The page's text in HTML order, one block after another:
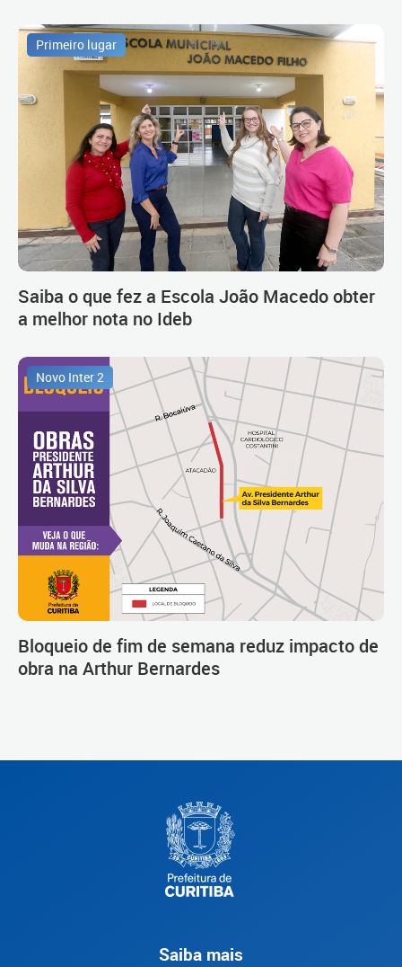
Primeiro lugar
Saiba o que fez a Escola João Macedo obter
a melhor nota no Ideb
Novo Inter 2
Bloqueio de fim de semana reduz impacto de
obra na Arthur Bernardes
Saiba mais